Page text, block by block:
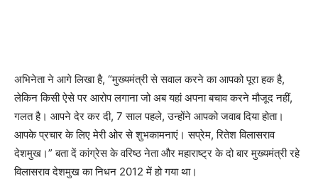
अभिनेता ने आगे लिखा है, “मुख्यमंत्री से सवाल करने का आपको पूरा हक है,
लेकिन किसी ऐसे पर आरोप लगाना जो अब यहां अपना बचाव करने मौजूद नहीं,
गलत है। आपने देर कर दी, 7 साल पहले, उन्होंने आपको जवाब दिया होता।
आपके प्रचार के लिए मेरी ओर से शुभकामनाएं। सप्रेम, रितेश विलासराव
देशमुख।” बता दें कांग्रेस के वरिष्ठ नेता और महाराष्ट्र के दो बार मुख्यमंत्री रहे
विलासराव देशमुख का निधन 2012 में हो गया था।